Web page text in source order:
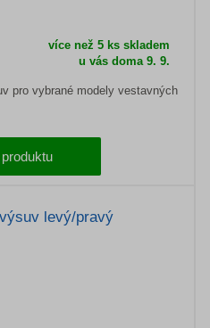
více než 5 ks skladem
u vás doma 9. 9.
pro vybrané modely vestavných
levý/pravý